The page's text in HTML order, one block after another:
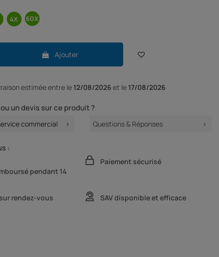
Ajouter
estimée entre le 12/08/2026 et le 17/08/2026
un devis sur ce produit ?
commercial Questions & Réponses
:
pendant 14
Paiement sécurisé
rendez-vous SAV disponible et efficace